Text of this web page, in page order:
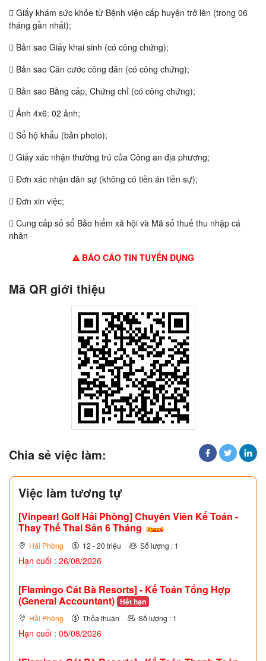
 Giấy khám sức khỏe từ Bệnh viện cấp huyện trở lên (trong 06
tháng gần nhất);
 Bản sao Giấy khai sinh (có công chứng);
 Bản sao Căn cước công dân (có công chứng);
 Bản sao Bằng cấp, Chứng chỉ (có công chứng);
 Ảnh 4x6: 02 ảnh;
 Sổ hộ khẩu (bản photo);
 Giấy xác nhận thường trú của Công an địa phương;
 Đơn xác nhận dân sự (không có tiền án tiền sự);
 Đơn xin việc;
 Cung cấp số sổ Bảo hiểm xã hội và Mã số thuế thu nhập cá
nhân
BÁO CÁO TIN TUYỂN DỤNG
Mã QR giới thiệu
Chia sẻ việc làm:
Việc làm tương tự
[Vinpearl Golf Hải Phòng] Chuyên Viên Kế Toán -
Thay Thế Thai Sản 6 Tháng
Hải Phòng 12 - 20 triệu Số lượng : 1
Hạn cuối : 26/08/2026
[Flamingo Cát Bà Resorts] - Kế Toán Tổng Hợp
(General Accountant) Hết hạn
Hải Phòng Thỏa thuận Số lượng : 1
Hạn cuối : 05/08/2026